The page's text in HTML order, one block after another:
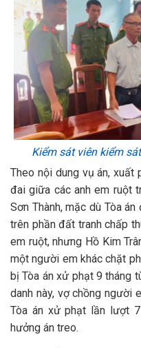
Kiểm sát viên kiểm
Theo nội dung vụ án, xuất
đai giữa các anh em ruột
Sơn Thành, mặc dù Tòa
trên phần đất tranh chấp
em ruột, nhưng Hồ Kim
một người em khác chặt
bị Tòa án xử phạt 9 tháng
danh này, vợ chồng người
Tòa án xử phạt lần lượt
hưởng án treo.